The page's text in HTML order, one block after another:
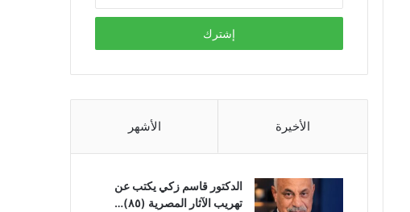
الإلكتروني
الأخيرة الأشهر
الدكتور قاسم زكي يكتب عن
تهريب الآثار المصرية (٨٥)…